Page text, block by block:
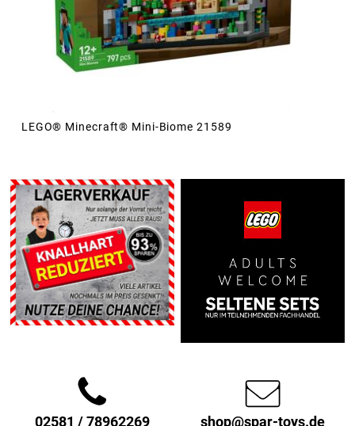
LEGO® Minecraft® Mini-Biome 21589
02581 / 78962269
shop@spar-toys.de